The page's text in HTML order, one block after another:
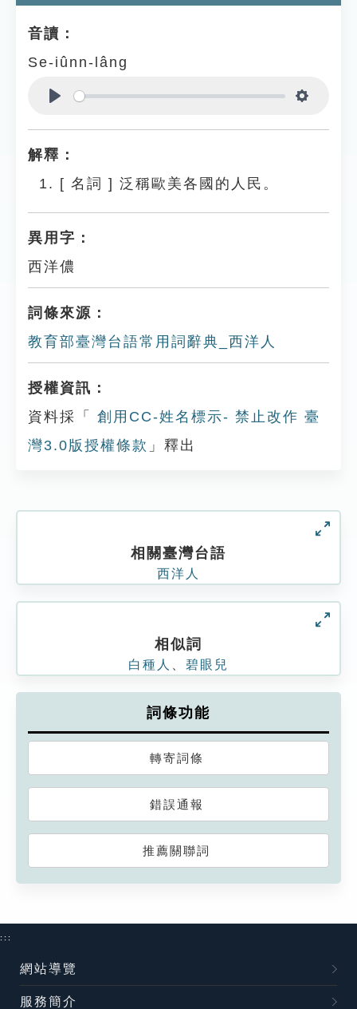
音讀：
Se-iûnn-lâng
解釋：
[ 名詞 ] 泛稱歐美各國的人民。
異用字：
西洋儂
詞條來源：
教育部臺灣台語常用詞辭典_西洋人
授權資訊：
資料採「
創用CC-姓名標示- 禁止改作 臺
灣3.0版授權條款 」釋出
相關臺灣台語
西洋人
相似詞
白種人 碧眼兒
詞條功能
轉寄詞條
錯誤通報
推薦關聯詞
:::
網站導覽
服務簡介